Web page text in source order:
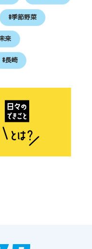
#季節野菜
来
#長崎